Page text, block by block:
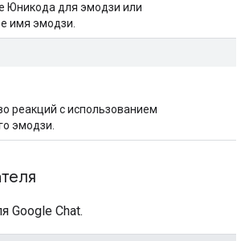
Юникода для эмодзи или
имя эмодзи.
реакций с использованием
эмодзи.
Google Chat.